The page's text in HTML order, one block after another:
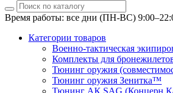
Время работы: все дни (ПН-ВС)
Категории товаров
Военно-тактическая
Комплекты для
Тюнинг оружия
Тюнинг оружия Зенитка™
Тюнинг АК SAG (Концерн